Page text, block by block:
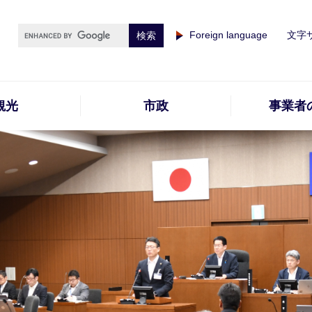
Foreign language 文字
光 市政 事業者